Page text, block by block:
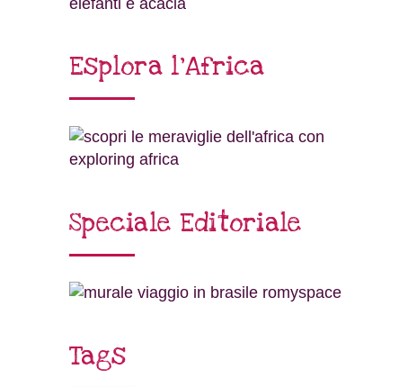
Esplora l’Africa
Speciale Editoriale
Tags